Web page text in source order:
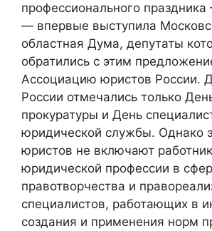
профессионального
— впервые выступила
областная Дума, депутаты
обратились с этим
Ассоциацию юристов России.
России отмечались только
прокуратуры и День
юридической службы. Однако
юристов не включают
юридической профессии в
правотворчества и
специалистов, работающих в
создания и применения норм